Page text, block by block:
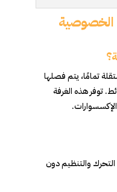
الخصوصية
تمامًا، يتم فصلها
توفر هذه الغرفة
والتنظيم دون